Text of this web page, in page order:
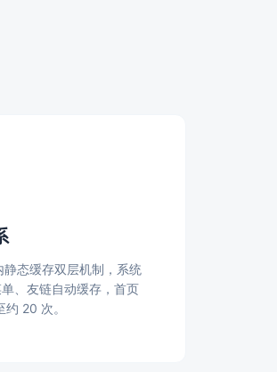
态缓存双层机制，系统
、友链自动缓存，首页
20 次。